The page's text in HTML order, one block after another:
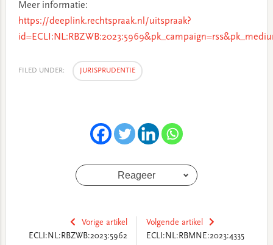
Meer informatie:
https://deeplink.rechtspraak.nl/uitspraak?
FILED UNDER: JURISPRUDENTIE
Reageer
Vorige artikel
ECLI:NL:RBZWB:2023:5962
Volgende artikel
ECLI:NL:RBMNE:2023:4335